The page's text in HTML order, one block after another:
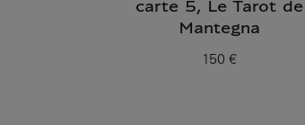
carte 5, Le Tarot de
Mantegna
Prix ​​actuel
150 €